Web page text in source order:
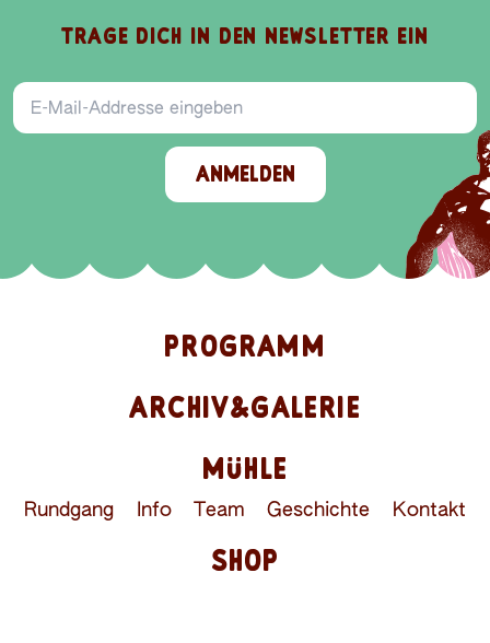
TRAGE DICH IN DEN NEWSLETTER EIN
E-Mail-Addresse
ANMELDEN
PROGRAMM
ARCHIV&GALERIE
MÜHLE
Rundgang Info Team Geschichte Kontakt
SHOP